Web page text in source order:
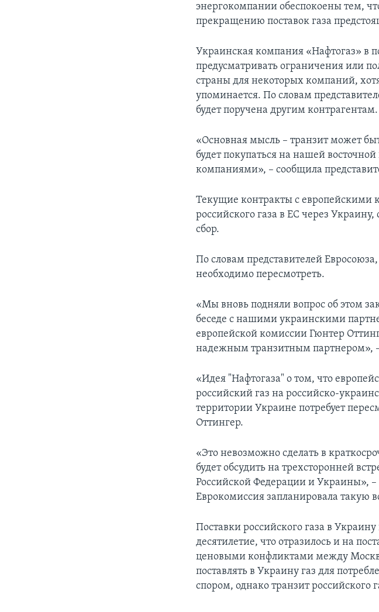
энергокомпании обеспокоены тем,
прекращению поставок газа
Украинская компания «Нафтогаз» в
предусматривать ограничения или
страны для некоторых компаний,
упоминается. По словам
будет поручена другим контрагентам.
«Основная мысль – транзит может
будет покупаться на нашей
компаниями», – сообщила
Текущие контракты с европейскими
российского газа в ЕС через
сбор.
По словам представителей
необходимо пересмотреть.
«Мы вновь подняли вопрос об этом
беседе с нашими украинскими
европейской комиссии Гюнтер
надежным транзитным партнером»,
«Идея "Нафтогаза" о том, что
российский газ на российско-
территории Украине потребует
Оттингер.
«Это невозможно сделать в
будет обсудить на трехсторонней
Российской Федерации и Украины», –
Еврокомиссия запланировала такую
Поставки российского газа в
десятилетие, что отразилось и на
ценовыми конфликтами между
поставлять в Украину газ для
спором, однако транзит российского